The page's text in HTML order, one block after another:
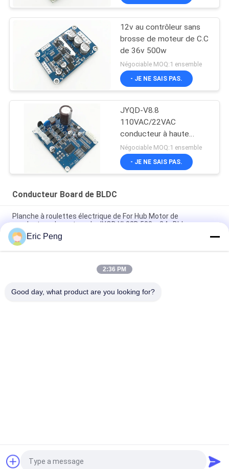
12v au contrôleur sans
brosse de moteur de C.C
de 36v 500w
Négociable MOQ:1 ensemble
- JE NE SAIS PAS.
JYQD-V8.8
110VAC/22VAC
conducteur à haute
tension de moteur de
l'entrée BLDC
Négociable MOQ:1 ensemble
- JE NE SAIS PAS.
Conducteur Board de BLDC
Planche à roulettes électrique de For Hub Motor de
conducteur de moteur de JYQD YL02D 500w 24v Bldc
Contrôleur sans brosse Pwm de moteur de C.C du capteur
110V 220V 12V 24v de Hall
JYQD - V7.5E 36 au conducteur triphasé Board du moteur
Demandez un devis
Eric Peng
2:36 PM
Good day, what product are you looking for?